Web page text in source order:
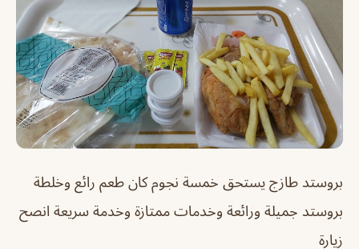
بروستد طازج يستحق خمسة نجوم كان طعم رائع وخلطة
بروستد جميلة ورائعة وخدمات ممتازة وخدمة سريعة انصح
زيارة